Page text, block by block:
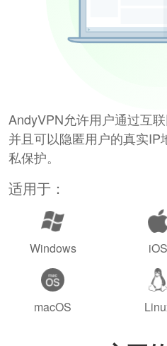
AndyVPN允许用户通过互
并且可以隐匿用户的真实
私保护。
适用于：
Windows iOS
macOS